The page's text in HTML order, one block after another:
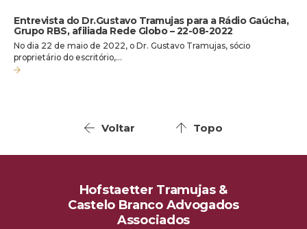
Entrevista do Dr.Gustavo Tramujas para a Rádio Gaúcha,
Grupo RBS, afiliada Rede Globo – 22-08-2022
No dia 22 de maio de 2022, o Dr. Gustavo Tramujas, sócio
proprietário do escritório,…
Voltar Topo
Hofstaetter Tramujas &
Castelo Branco Advogados
Associados